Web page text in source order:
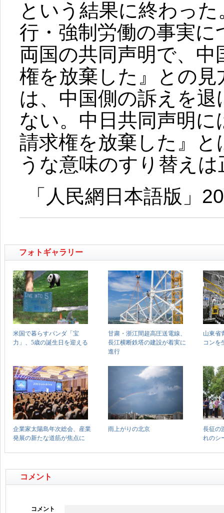
という結果に終わっ
行・強制労働の事実
両国の共同声明で、
権を放棄した』との
は、中国側の訴えを
ない。中日共同声明
請求権を放棄した』
うな意味のすり替え
「人民網日本語版」
コメント
コメント